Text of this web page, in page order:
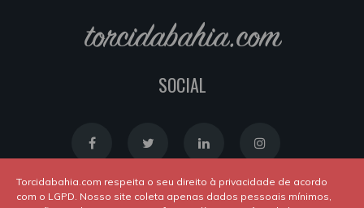
torcidabahia.com
SOCIAL
Torcidabahia.com respeita o seu direito à privacidade de acordo
com o LGPD. Nosso site coleta apenas dados pessoais mínimos,